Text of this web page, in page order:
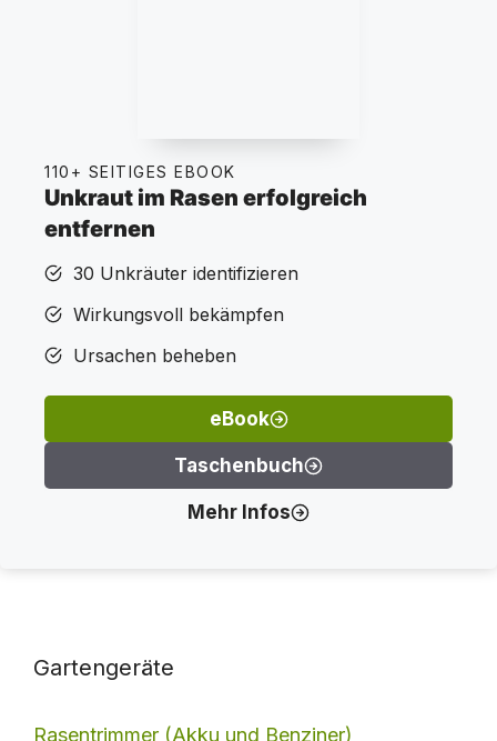
110+ SEITIGES EBOOK
Unkraut im Rasen erfolgreich
entfernen
30 Unkräuter identifizieren
Wirkungsvoll bekämpfen
Ursachen beheben
eBook
Taschenbuch
Mehr Infos
Gartengeräte
Rasentrimmer (Akku und Benziner)